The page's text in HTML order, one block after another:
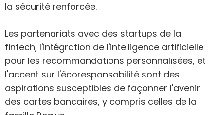
la sécurité renforcée.
Les partenariats avec des startups de la
fintech, l'intégration de l'intelligence artificielle
pour les recommandations personnalisées, et
l'accent sur l'écoresponsabilité sont des
aspirations susceptibles de façonner l'avenir
des cartes bancaires, y compris celles de la